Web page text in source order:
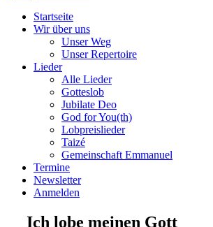
Startseite
Wir über uns
Unser Weg
Unser Repertoire
Lieder
Alle Lieder
Gotteslob
Jubilate Deo
God for You(th)
Lobpreislieder
Taizé
Gemeinschaft Emmanuel
Termine
Newsletter
Anmelden
Ich lobe meinen Gott